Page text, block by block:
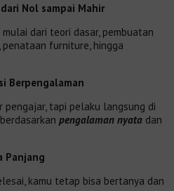
Nol sampai Mahir
dari teori dasar, pembuatan
furniture, hingga
Berpengalaman
pengajar, tapi pelaku langsung di
pengalaman nyata dan
Panjang
kamu tetap bisa bertanya dan